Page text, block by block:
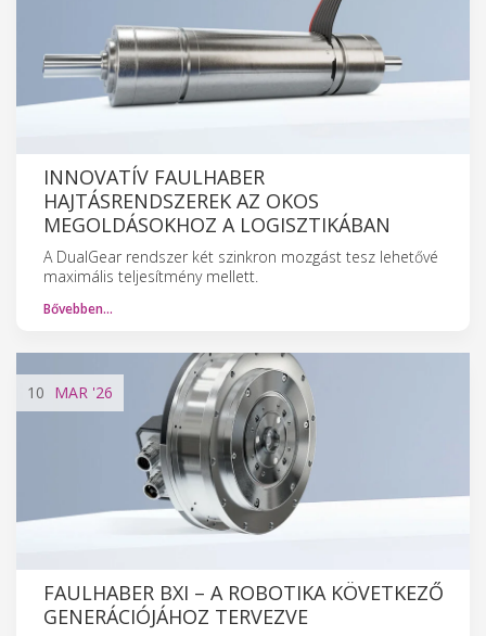
INNOVATÍV FAULHABER
HAJTÁSRENDSZEREK AZ OKOS
MEGOLDÁSOKHOZ A LOGISZTIKÁBAN
A DualGear rendszer két szinkron mozgást tesz lehetővé
maximális teljesítmény mellett.
Bővebben…
10 MAR '26
FAULHABER BXI – A ROBOTIKA KÖVETKEZŐ
GENERÁCIÓJÁHOZ TERVEZVE